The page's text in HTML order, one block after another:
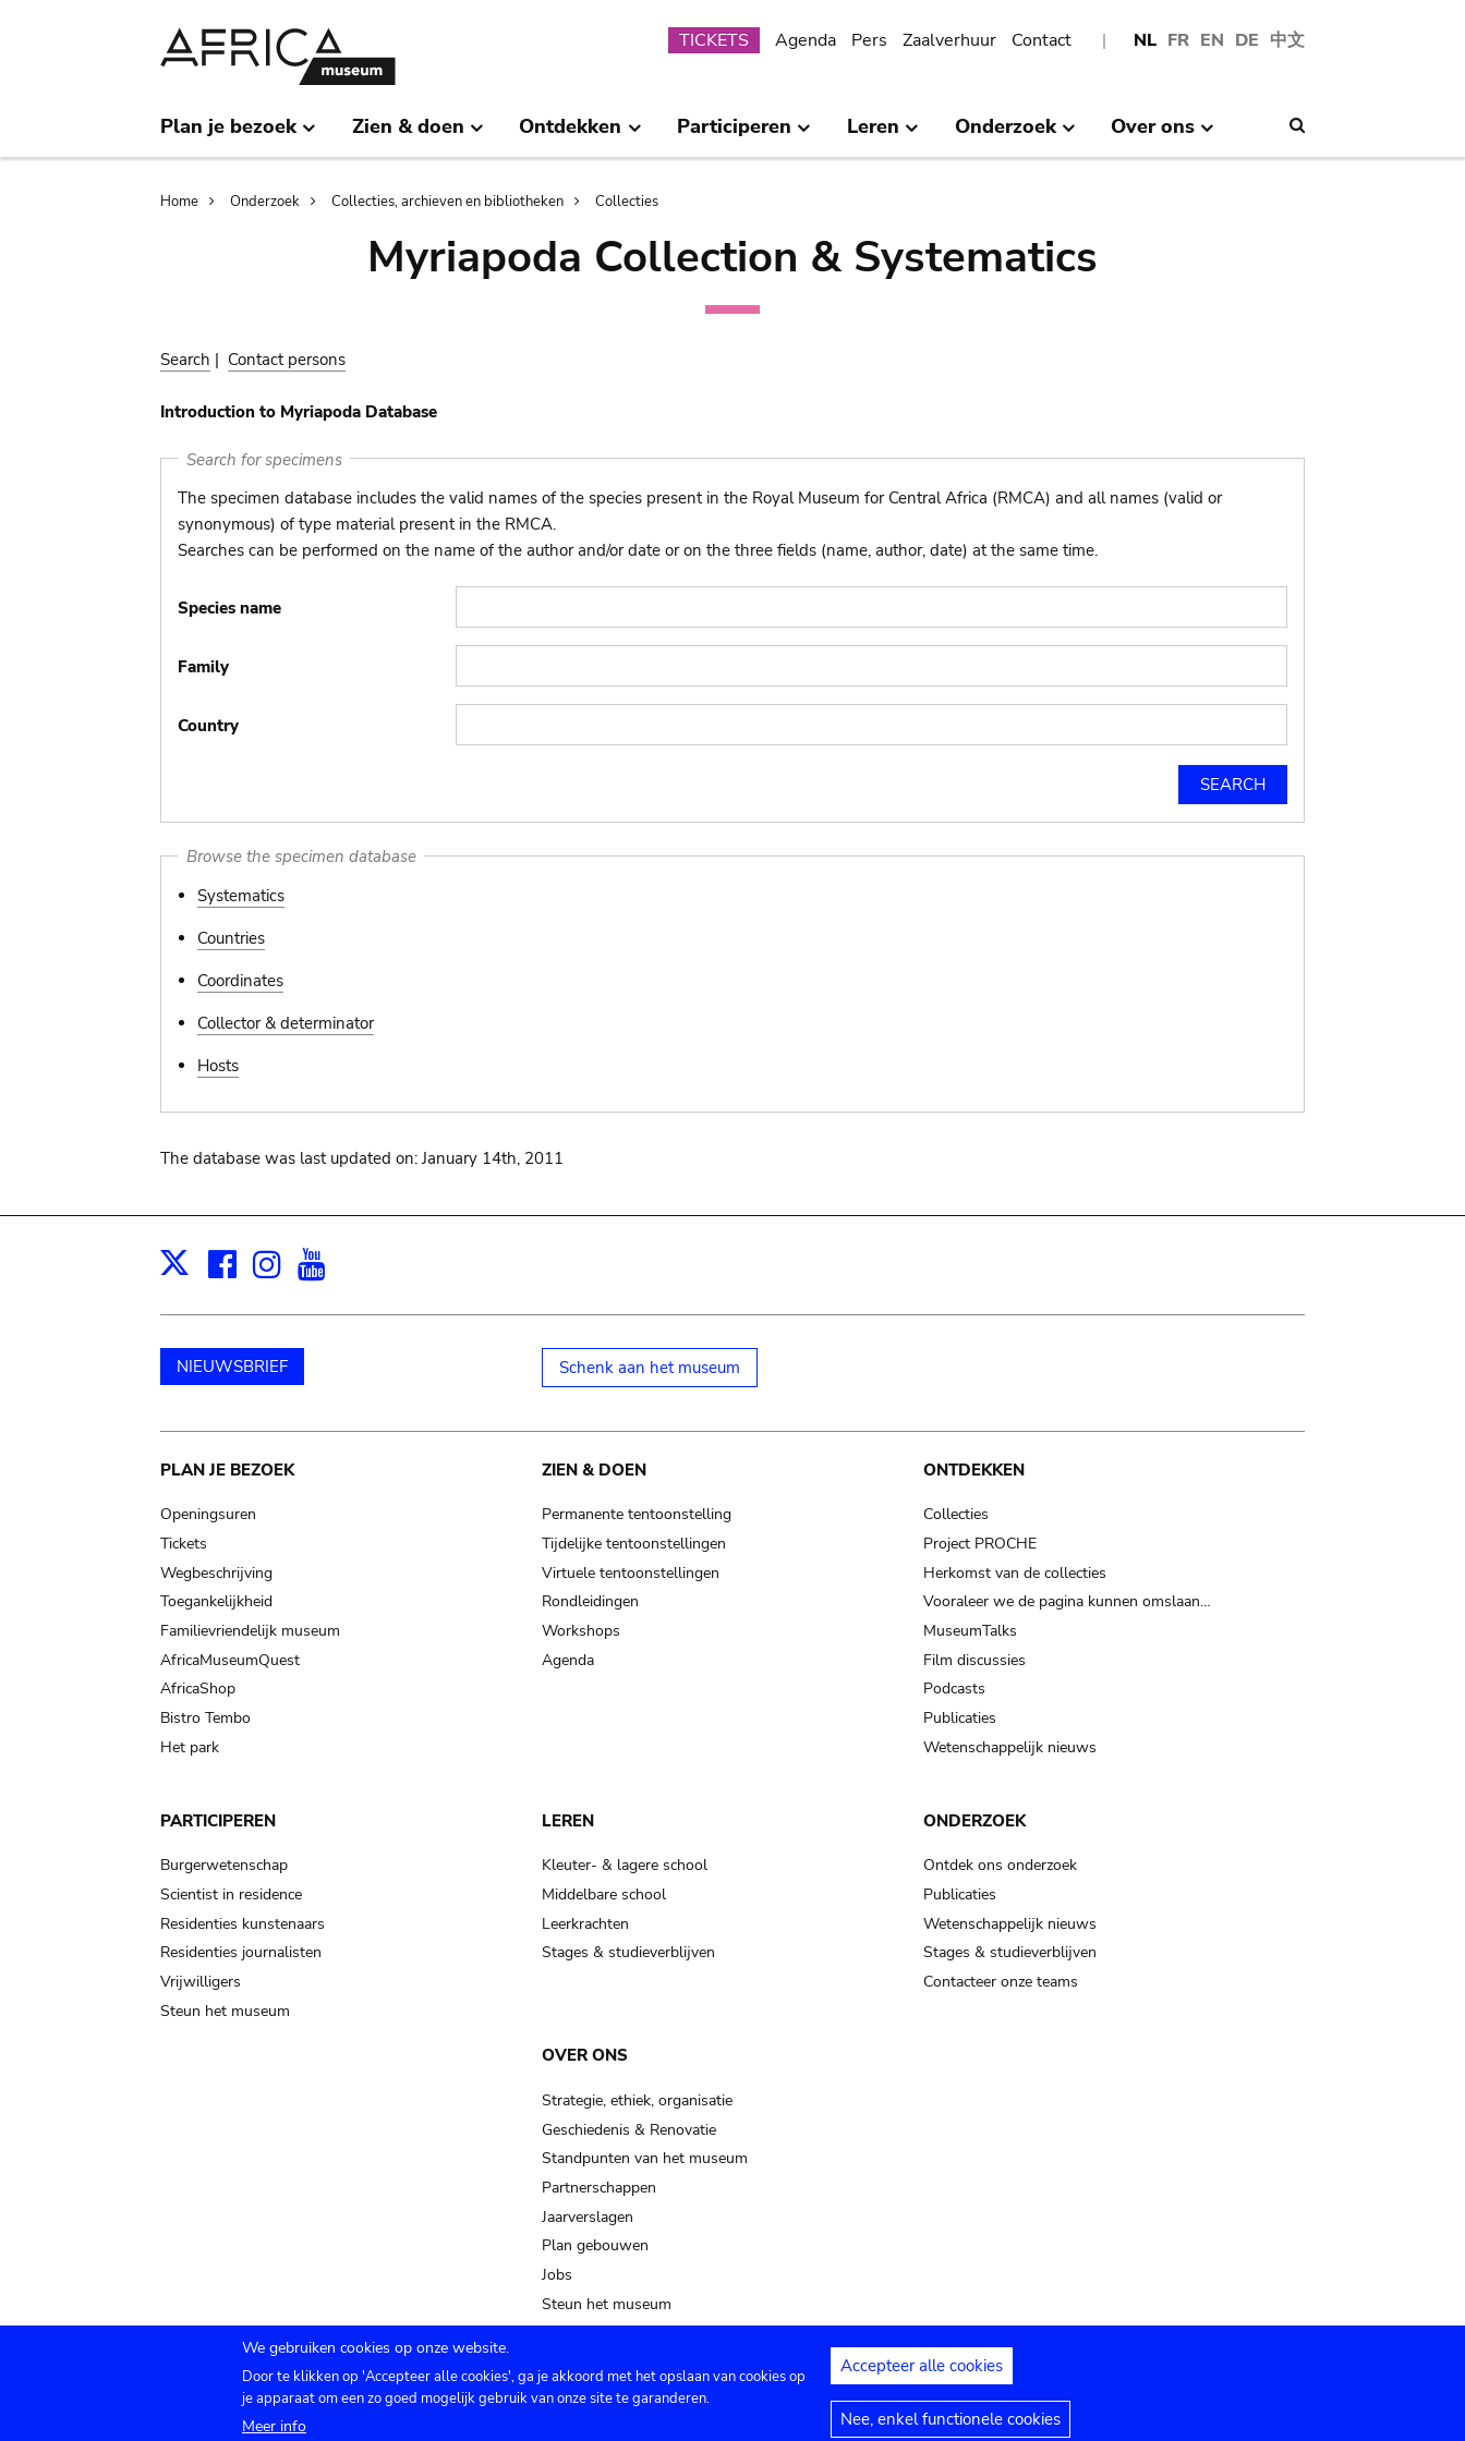
NL FR EN DE 中文
Submenu
TICKETS Agenda Pers Zaalverhuur Contact
Plan je bezoek Zien & doen Ontdekken Participeren Leren Onderzoek Over ons
Breadcrumb
Home Onderzoek Collecties, archieven en bibliotheken Collecties
Myriapoda Collection & Systematics
Search | Contact persons
Introduction to Myriapoda Database
Search for specimens
The specimen database includes the valid names of the species present in the Royal Museum for Central Africa (RMCA) and all names (valid or
synonymous) of type material present in the RMCA.
Searches can be performed on the name of the author and/or date or on the three fields (name, author, date) at the same time.
Species name
Family
Country
Browse the specimen database
Systematics
Countries
Coordinates
Collector & determinator
Hosts
The database was last updated on: January 14th, 2011
X Facebook
Instagram
NIEUWSBRIEF Schenk aan het museum
Main
navigation
PLAN JE BEZOEK
Openingsuren
Tickets
Wegbeschrijving
Toegankelijkheid
Familievriendelijk museum
AfricaMuseumQuest
AfricaShop
Bistro Tembo
Het park
ZIEN & DOEN
Permanente tentoonstelling
Tijdelijke tentoonstellingen
Virtuele tentoonstellingen
Rondleidingen
Workshops
Agenda
ONTDEKKEN
Collecties
Project PROCHE
Herkomst van de collecties
Vooraleer we de pagina kunnen omslaan…
MuseumTalks
Film discussies
Podcasts
Publicaties
Wetenschappelijk nieuws
PARTICIPEREN
Burgerwetenschap
Scientist in residence
Residenties kunstenaars
Residenties journalisten
Vrijwilligers
Steun het museum
LEREN
Kleuter- & lagere school
Middelbare school
Leerkrachten
Stages & studieverblijven
ONDERZOEK
Ontdek ons onderzoek
Publicaties
Wetenschappelijk nieuws
Stages & studieverblijven
Contacteer onze teams
OVER ONS
Strategie, ethiek, organisatie
Geschiedenis & Renovatie
Standpunten van het museum
Partnerschappen
Jaarverslagen
Plan gebouwen
Jobs
Steun het museum
Submenu
Agenda Pers Zaalverhuur Contact Privacy instellingen Juridische mededelingen
We gebruiken cookies op onze website.
Door te klikken op 'Accepteer alle cookies', ga je akkoord met het opslaan van cookies op
je apparaat om een zo goed mogelijk gebruik van onze site te garanderen.
Meer info
Accepteer alle cookies
Nee, enkel functionele cookies